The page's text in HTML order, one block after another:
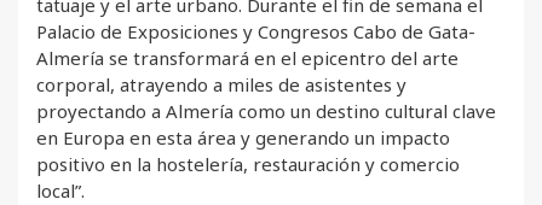
tatuaje y el arte urbano. Durante el fin de semana el
Palacio de Exposiciones y Congresos Cabo de Gata-
Almería se transformará en el epicentro del arte
corporal, atrayendo a miles de asistentes y
proyectando a Almería como un destino cultural clave
en Europa en esta área y generando un impacto
positivo en la hostelería, restauración y comercio
local”.